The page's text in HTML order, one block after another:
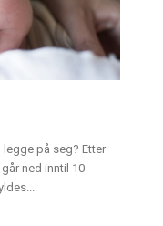
legge på seg? Etter
ned inntil 10